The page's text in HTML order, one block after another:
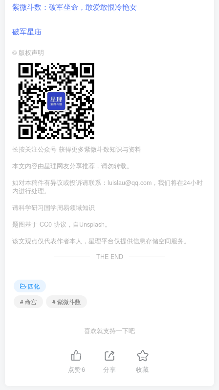
紫微斗数：破军坐命，敢爱敢恨冷艳女
破军星庙
© 版权声明
长按关注公众号 获得更多紫微斗数知识与资料
本文内容由星理网友分享推荐，请勿转载。
如对本稿件有异议或投诉请联系：luislau@qq.com，我们将在24小时
内进行处理。
请科学研习国学周易领域知识
题图基于 CC0 协议，自Unsplash。
该文观点仅代表作者本人，星理平台仅提供信息存储空间服务。
THE END
四化
# 命宫
# 紫微斗数
喜欢就支持一下吧
点赞6 分享 收藏